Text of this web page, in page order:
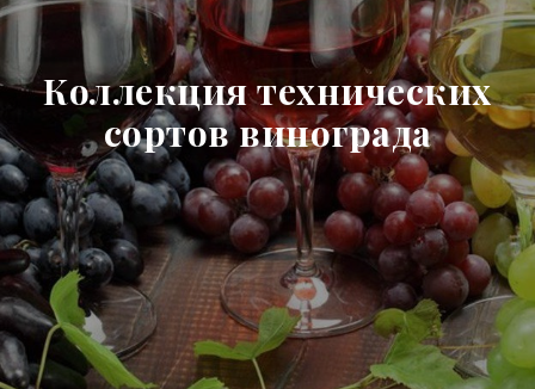
Коллекция технических
сортов винограда